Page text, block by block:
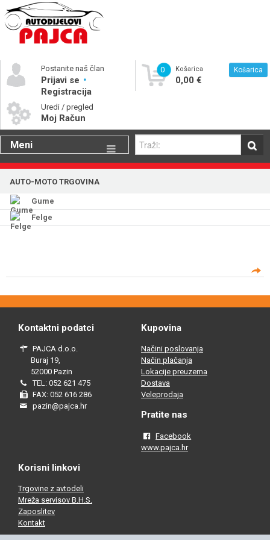
Postanite naš član
Prijavi se
Registracija
Uredi / pregled
Moj Račun
0 Košarica
0,00 €
Košarica
Meni
Gume
Katalog rezervnih dijelova
AUTO-MOTO TRGOVINA
Gume
Felge
Kontaktni podatci
PAJCA d.o.o.
Buraj 19,
52000 Pazin
TEL: 052 621 475
FAX: 052 616 286
pazin@pajca.hr
Kupovina
Načini poslovanja
Način plačanja
Lokacije preuzema
Dostava
Veleprodaja
Pratite nas
Facebook
www.pajca.hr
Korisni linkovi
Trgovine z avtodeli
Mreža servisov B.H.S.
Zaposlitev
Kontakt